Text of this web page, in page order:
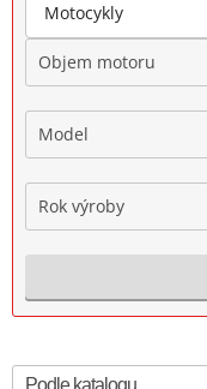
Objem motoru
Model
Rok výroby
Motocykly